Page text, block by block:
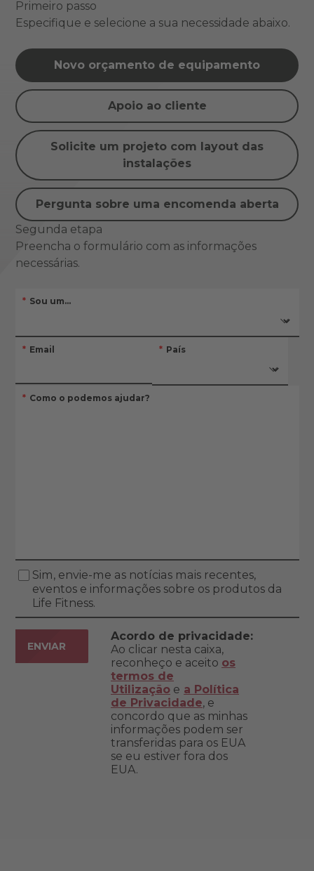
Primeiro passo
Especifique e selecione a sua necessidade abaixo.
Novo orçamento de equipamento
Apoio ao cliente
Solicite um projeto com layout das
instalações
Pergunta sobre uma encomenda aberta
Segunda etapa
Preencha o formulário com as informações
necessárias.